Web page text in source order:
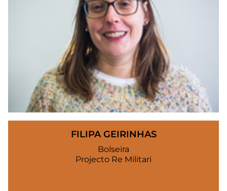
FILIPA GEIRINHAS
Bolseira
Projecto Re Militari